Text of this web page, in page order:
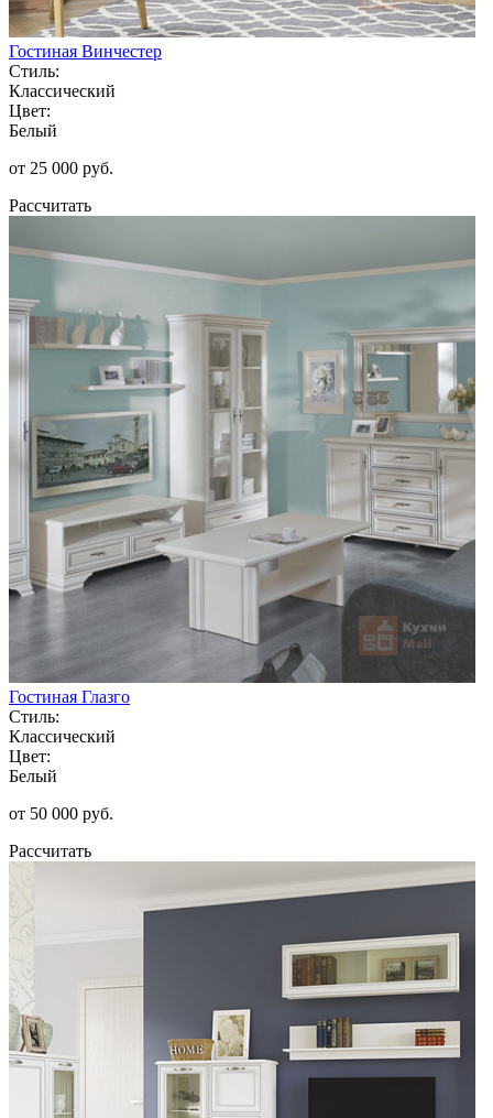
Гостиная Винчестер
Стиль:
Классический
Цвет:
Белый
от 25 000 руб.
Рассчитать
Гостиная Глазго
Стиль:
Классический
Цвет:
Белый
от 50 000 руб.
Рассчитать